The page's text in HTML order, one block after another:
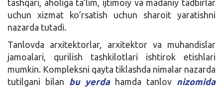
tashqari, aholiga ta’lim, ijtimoiy va madaniy tadbirlar
uchun xizmat ko’rsatish uchun sharoit yaratishni
nazarda tutadi.
Tanlovda arxitektorlar, arxitektor va muhandislar
jamoalari, qurilish tashkilotlari ishtirok etishlari
mumkin. Kompleksni qayta tiklashda nimalar nazarda
tutilgani bilan bu yerdahamda tanlov nizomida